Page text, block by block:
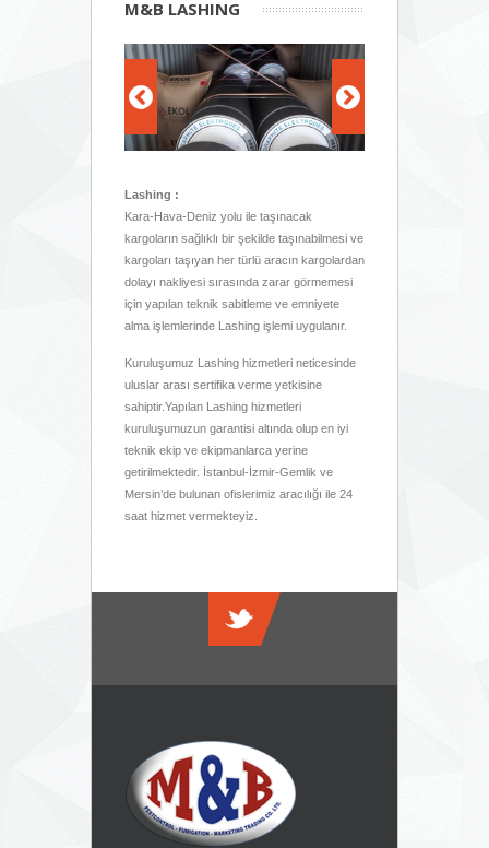
M&B LASHING
Lashing :
Kara-Hava-Deniz yolu ile taşınacak
kargoların sağlıklı bir şekilde taşınabilmesi ve
kargoları taşıyan her türlü aracın kargolardan
dolayı nakliyesi sırasında zarar görmemesi
için yapılan teknik sabitleme ve emniyete
alma işlemlerinde Lashing işlemi uygulanır.
Kuruluşumuz Lashing hizmetleri neticesinde
uluslar arası sertifika verme yetkisine
sahiptir.Yapılan Lashing hizmetleri
kuruluşumuzun garantisi altında olup en iyi
teknik ekip ve ekipmanlarca yerine
getirilmektedir. İstanbul-İzmir-Gemlik ve
Mersin’de bulunan ofislerimiz aracılığı ile 24
saat hizmet vermekteyiz.